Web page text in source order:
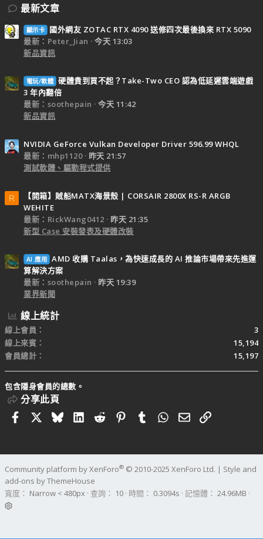
最新文章
顯示卡
國外網友 ZOTAC RTX 4090 送修四次最後換來 RTX 5090
最新：Peter_Jian
今天 13:03
新品資訊
電玩/軟體 硬體貴到買不起？Take-Two CEO 認為低延遲雲端遊戲
3 年內翻倍
最新：soothepain
今天 11:42
新品資訊
NVIDIA GeForce Vulkan Developer Driver 596.99 WHQL
最新：mhp1120
昨天 21:57
測試軟體、驅動程式提供
R
【開箱】賊船MATX海景殼 | CORSAIR 2800X RS-R ARGB
WEHITE
最新：RickWang0412
昨天 21:35
新型 Case 安裝發表及硬體改裝
AI 應用 AMD 收購 Taalas，為快速成長的 AI 推論市場帶來先進運
算解決方案
最新：soothepain
昨天 19:39
業界新聞
線上統計
線上會員
3
線上來賓
15,194
會員總計
15,197
包含隱身會員的總數。
分享此頁
FacebookBlueskyLinkedIn
RedditPinterestTumblrWhatsApp
電子郵件
連結
Community platform by XenForo® © 2010-2025 XenForo Ltd. | Style and
add-ons by ThemeHouse
寬度
查詢 10 時間 0.3094s 記憶體 24.96MB